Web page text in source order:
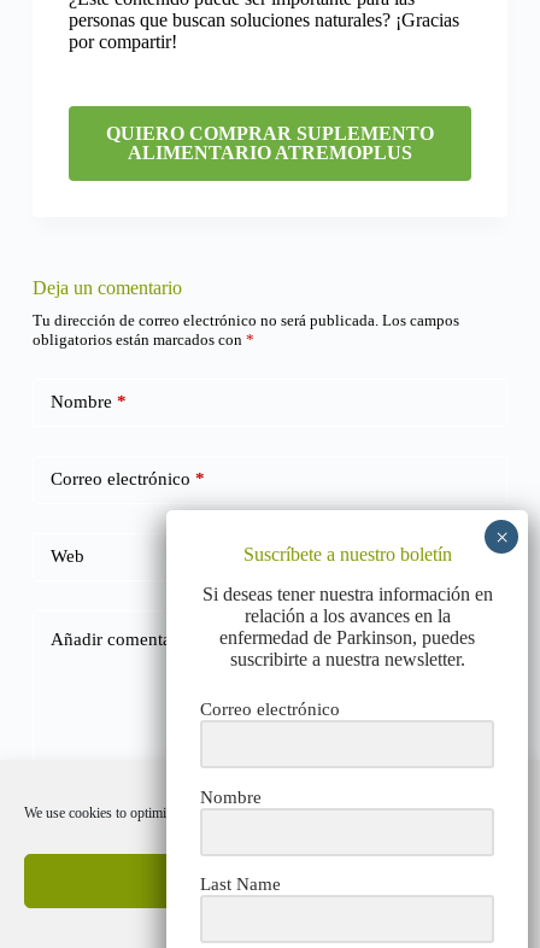
We use cookies to optimize our website and our service.
Accept cookies
personas que buscan soluciones naturales? ¡Gracias
por compartir!
QUIERO COMPRAR SUPLEMENTO
ALIMENTARIO ATREMOPLUS
Deja un comentario
Tu dirección de correo electrónico no será publicada. Los campos
obligatorios están marcados con *
Nombre *
Correo electrónico *
Web
Añadir comentario
Suscríbete a nuestro boletín
Si deseas tener nuestra información en
relación a los avances en la
enfermedad de Parkinson, puedes
suscribirte a nuestra newsletter.
Correo electrónico
Nombre
Last Name